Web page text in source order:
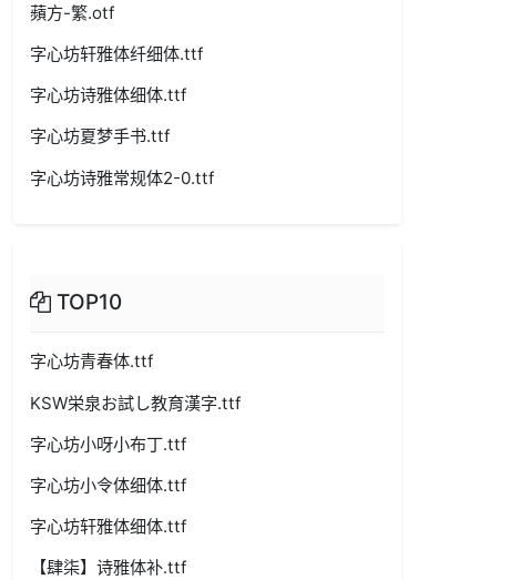
蘋方-繁.otf
字心坊轩雅体纤细体.ttf
字心坊诗雅体细体.ttf
字心坊夏梦手书.ttf
字心坊诗雅常规体2-0.ttf
TOP10
字心坊青春体.ttf
KSW栄泉お試し教育漢字.ttf
字心坊小呀小布丁.ttf
字心坊小令体细体.ttf
字心坊轩雅体细体.ttf
【肆柒】诗雅体补.ttf